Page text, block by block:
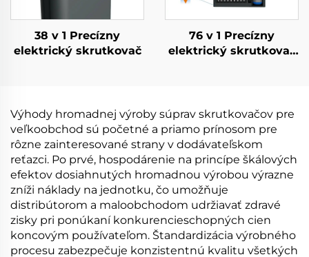
38 v 1 Precízny
elektrický skrutkovač
76 v 1 Precízny
elektrický skrutkovač
Výhody hromadnej výroby súprav skrutkovačov pre
veľkoobchod sú početné a priamo prínosom pre
rôzne zainteresované strany v dodávateľskom
reťazci. Po prvé, hospodárenie na princípe škálových
efektov dosiahnutých hromadnou výrobou výrazne
zníži náklady na jednotku, čo umožňuje
distribútorom a maloobchodom udržiavať zdravé
zisky pri ponúkaní konkurencieschopných cien
koncovým používateľom. Štandardizácia výrobného
procesu zabezpečuje konzistentnú kvalitu všetkých